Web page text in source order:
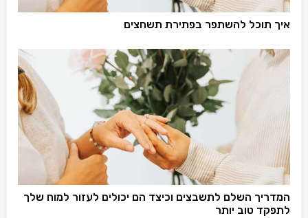
איך תוכל להשתפר בפתירת תשחצים
המדריך השלם לתשבצים וכיצד הם יכולים לעזור למוח שלך
לתפקד טוב יותר